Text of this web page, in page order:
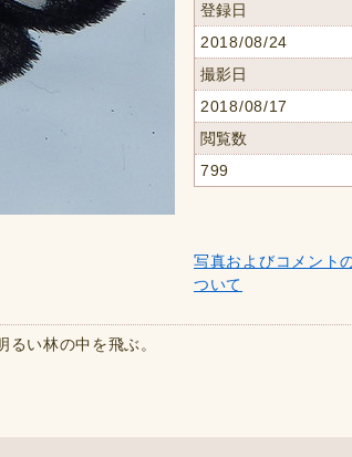
登録日
2018/08/24
撮影日
2018/08/17
閲覧数
799
写真およびコメント
ついて
い林の中を飛ぶ。